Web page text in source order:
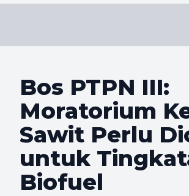
Bos PTPN III:
Moratorium
Sawit Perlu
untuk
Biofuel